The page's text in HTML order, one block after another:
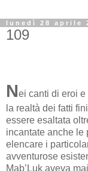
lunedì 28 aprile
109
Nei canti di eroi
la realtà dei fatti
essere esaltata
incantate anche le
elencare i
avventurose
Mab’Luk aveva